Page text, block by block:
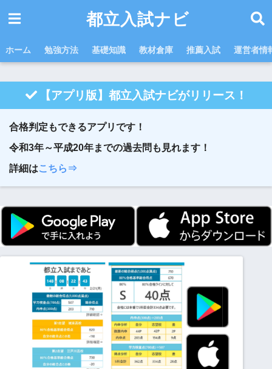
都立入試ナビ
ホーム 勉強方法 基礎知識 教材倉庫 推薦入試 運営者情
【アプリ版】都立入試ナビがリリース！
合格判定もできるアプリです！
令和3年～平成20年までの過去問も見れます！
詳細はこちら⇒